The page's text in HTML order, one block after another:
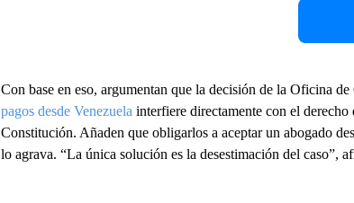
Con base en eso, argumentan que la decisión de la Oficina
pagos desde Venezuela interfiere directamente con el derecho
Constitución. Añaden que obligarlos a aceptar un abogado
lo agrava. “La única solución es la desestimación del caso”,